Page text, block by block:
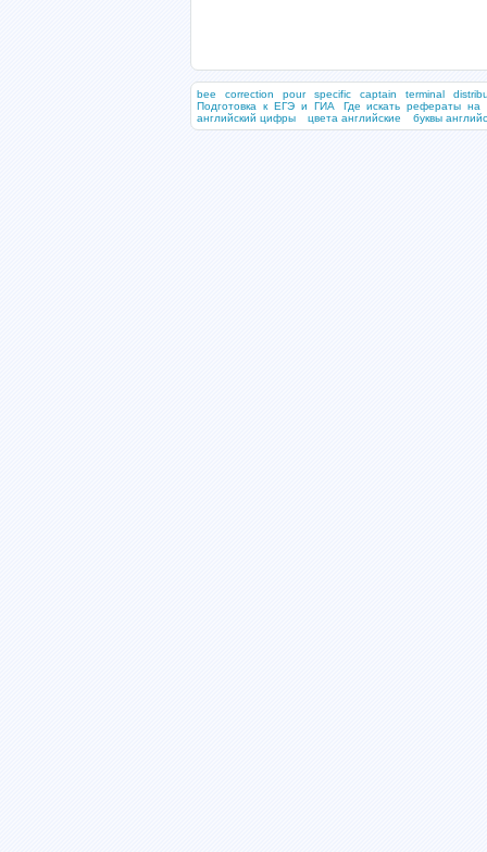
bee correction pour specific captain terminal
Подготовка к ЕГЭ и ГИА
Где искать рефераты на
английский цифры
цвета английские буквы